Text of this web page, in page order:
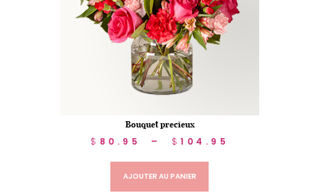
Bouquet precieux
$ 80.95 – $ 104.95
AJOUTER AU PANIER